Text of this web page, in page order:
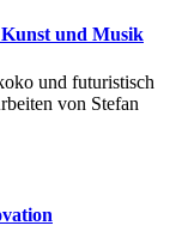
und Musik
und futuristisch
von Stefan